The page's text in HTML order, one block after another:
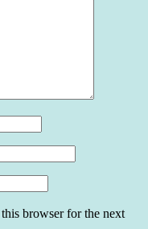
browser for the next